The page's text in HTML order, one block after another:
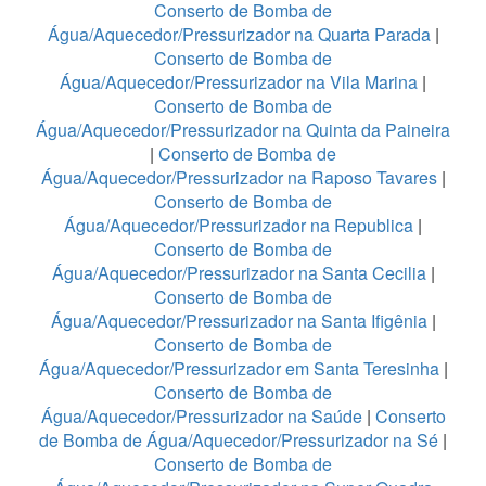
Conserto de Bomba de
Água/Aquecedor/Pressurizador na Quarta Parada|
Conserto de Bomba de
Água/Aquecedor/Pressurizador na Vila Marina |
Conserto de Bomba de
Água/Aquecedor/Pressurizador na Quinta da Paineira
| Conserto de Bomba de
Água/Aquecedor/Pressurizador na Raposo Tavares|
Conserto de Bomba de
Água/Aquecedor/Pressurizador na Republica |
Conserto de Bomba de
Água/Aquecedor/Pressurizador na Santa Cecilia|
Conserto de Bomba de
Água/Aquecedor/Pressurizador na Santa Ifigênia |
Conserto de Bomba de
Água/Aquecedor/Pressurizador em Santa Teresinha|
Conserto de Bomba de
Água/Aquecedor/Pressurizador na Saúde| Conserto
de Bomba de Água/Aquecedor/Pressurizador na Sé |
Conserto de Bomba de